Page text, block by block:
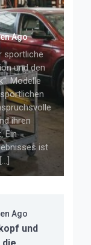
fahrer
Ago
sportliche
und den
Modelle
ihren
Ein
ist
Ago
und